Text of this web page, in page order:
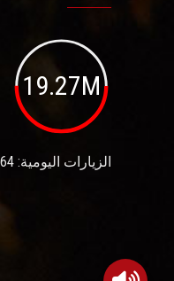
19.27M
الزيارات اليومية: 564